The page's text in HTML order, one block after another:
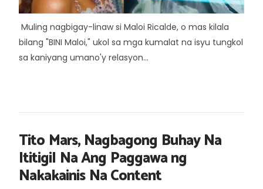
Muling nagbigay-linaw si Maloi Ricalde, o mas kilala
bilang "BINI Maloi," ukol sa mga kumalat na isyu tungkol
sa kaniyang umano'y relasyon...
Tito Mars, Nagbagong Buhay Na
Ititigil Na Ang Paggawa ng
Nakakainis Na Content